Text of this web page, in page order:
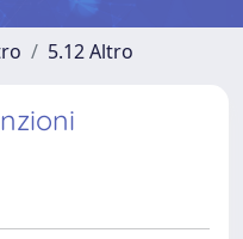
5.12 Altro